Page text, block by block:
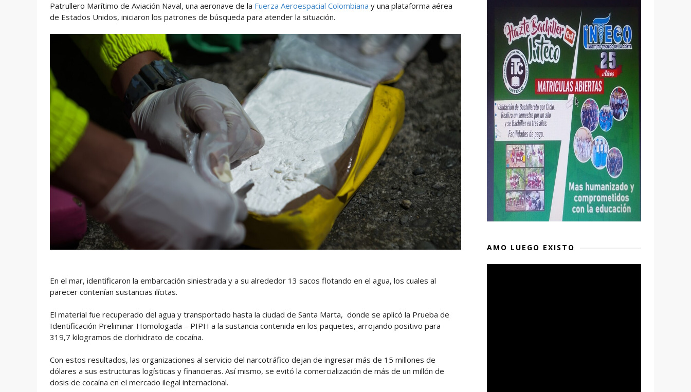
Patrullero Marítimo de Aviación Naval, una aeronave de la Fuerza Aeroespacial Colombiana y una plataforma aérea
de Estados Unidos, iniciaron los patrones de búsqueda para atender la situación.
En el mar, identificaron la embarcación siniestrada y a su alrededor 13 sacos flotando en el agua, los cuales al
parecer contenían sustancias ilícitas.
El material fue recuperado del agua y transportado hasta la ciudad de Santa Marta, donde se aplicó la Prueba de
Identificación Preliminar Homologada – PIPH a la sustancia contenida en los paquetes, arrojando positivo para
319,7 kilogramos de clorhidrato de cocaína.
Con estos resultados, las organizaciones al servicio del narcotráfico dejan de ingresar más de 15 millones de
dólares a sus estructuras logísticas y financieras. Así mismo, se evitó la comercialización de más de un millón de
dosis de cocaína en el mercado ilegal internacional.
AMO LUEGO EXISTO